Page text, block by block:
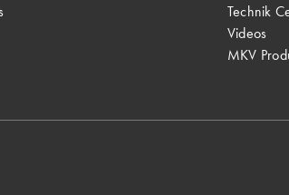
Technik
Videos
MKV